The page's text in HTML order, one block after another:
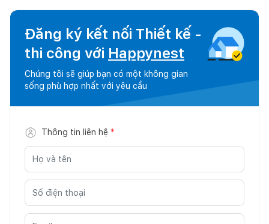
Đăng ký kết nối Thiết kế -
thi công với Happynest
Chúng tôi sẽ giúp bạn có một không gian
sống phù hợp nhất với yêu cầu
Thông tin liên hệ *